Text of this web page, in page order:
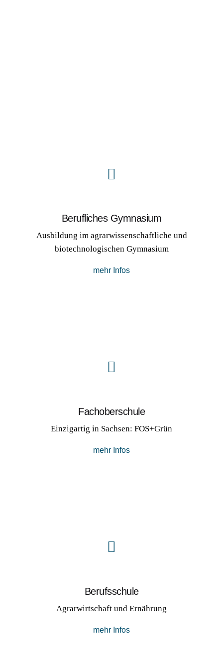
Berufliches Gym­nasium
Ausbildung im agrarwissenschaftliche und
biotechnologischen Gymnasium
mehr Infos
Fach­oberschule
Einzigartig in Sachsen: FOS+Grün
mehr Infos
Berufs­schule
Agrarwirtschaft und Ernährung
mehr Infos